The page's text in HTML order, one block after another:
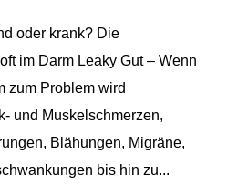
oder krank? Die
im Darm Leaky Gut – Wenn
zum Problem wird
und Muskelschmerzen,
Blähungen, Migräne,
bis hin zu...